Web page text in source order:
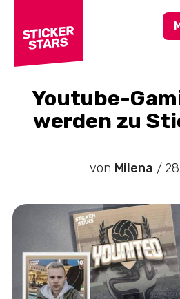
Feuerwehr-
Business-
Stickerstars-
Sonstiges
Youtube-
werden zu
von Milena /